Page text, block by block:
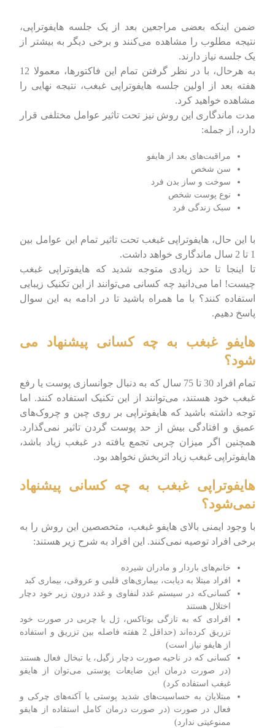
ضمن اینکه بعضی مراجعین بعد از یک جلسه هایفوتراپی،
نتیجه مطلوب را مشاهده می‌کنند و برخی دیگر به بیشتر از
یک جلسه نیاز دارند.
به هرحال، با در نظر گرفتن تمام این فاکتورها، معمولا 12
هفته بعد از اولین جلسه هایفوتراپی غبغب، نتیجه نهایی را
مشاهده خواهید کرد.
مدت ماندگاری این روش نیز تحت تاثیر عوامل مختلفی قرار
دارد، از جمله:
مراقبت‌های بعد از هایفو
سن شخص
سوخت و ساز بدن فرد
نوع پوست شخص
سبک زندگی فرد
با این حال، هایفوتراپی غبغب تحت تاثیر تمام این عوامل بین
1 تا 2 سال ماندگاری خواهد داشت.
تا اینجا تا حد زیادی متوجه شدید که هایفوتراپی غبغب
چیست! اما می‌دانید چه کسانی می‌توانند از این تکنیک زیبایی
استفاده کنند؟ با ما همراه باشید تا در ادامه به این سوال
پاسخ دهیم.
هایفو غبغب به چه کسانی پیشنهاد می
شود؟
تمام افراد 30 تا 75 سال که به دنبال جوانسازی پوست یا رفع
غبغب خود هستند، می‌توانند از این تکنیک استفاده کنند. اما
توجه داشته باشید که هایفوتراپی بر روی چین و چروک‌های
عمیق و افتادگی بیش از حد پوست گردن تاثیر نمی‌گذارد.
همچنین اگر میزان چربی تجمع یافته در غبغب زیاد باشد،
هایفوتراپی غبغب زیاد اثربخش نخواهد بود.
هایفوتراپی غبغب به چه کسانی پیشنهاد
نمی‌شود؟
با وجود ایمنی بالای هایفو غبغب، متخصصین این روش را به
برخی افراد توصیه نمی‌کنند. این افراد به شرح زیر هستند:
خانم‌های باردار و مادران شیرده
افراد مبتلا به دیابت، بیماری‌های قلبی و عروقی، بیماری کبد
کسانی‌که در سیستم غدد لنفاوی و غدد درون زیر خود دچار
اختلال هستند
افرادی که به تازگی بوتاکس، ژل یا چربی در صورت خود
تزریق کرده‌اند (حداقل 2 هفته فاصله بین تزریق و استفاده
از هایفو نیاز است)
کسانی که در ناحیه صورت دچار زگیل، یا تبخال فعال هستند
(در صورت درمان این ضایعات پوستی می‌توان از هایفو
غبغب استفاده کرد)
مبتلایان به حساسیت‌های شدید پوستی یا آکنه‌های چرکی و
فعال در صورت (در صورت درمان کامل استفاده از هایفو
ممنوعیتی ندارد)